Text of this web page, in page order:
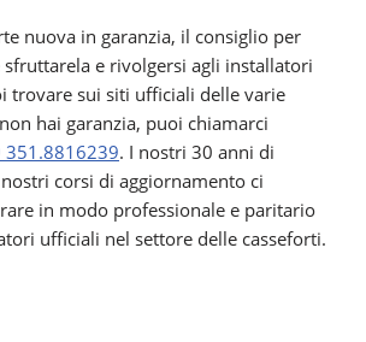
nuova in garanzia, il consiglio per
e rivolgersi agli installatori
trovare sui siti ufficiali delle varie
hai garanzia, puoi chiamarci
351.8816239. I nostri 30 anni di
corsi di aggiornamento ci
in modo professionale e paritario
ufficiali nel settore delle casseforti.